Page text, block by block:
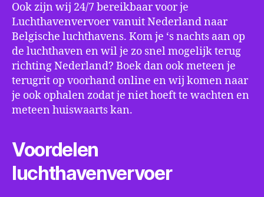
Ook zijn wij 24/7 bereikbaar voor je
Luchthavenvervoer vanuit Nederland naar
Belgische luchthavens. Kom je ‘s nachts aan op
de luchthaven en wil je zo snel mogelijk terug
richting Nederland? Boek dan ook meteen je
terugrit op voorhand online en wij komen naar
je ook ophalen zodat je niet hoeft te wachten en
meteen huiswaarts kan.
Voordelen
luchthavenvervoer